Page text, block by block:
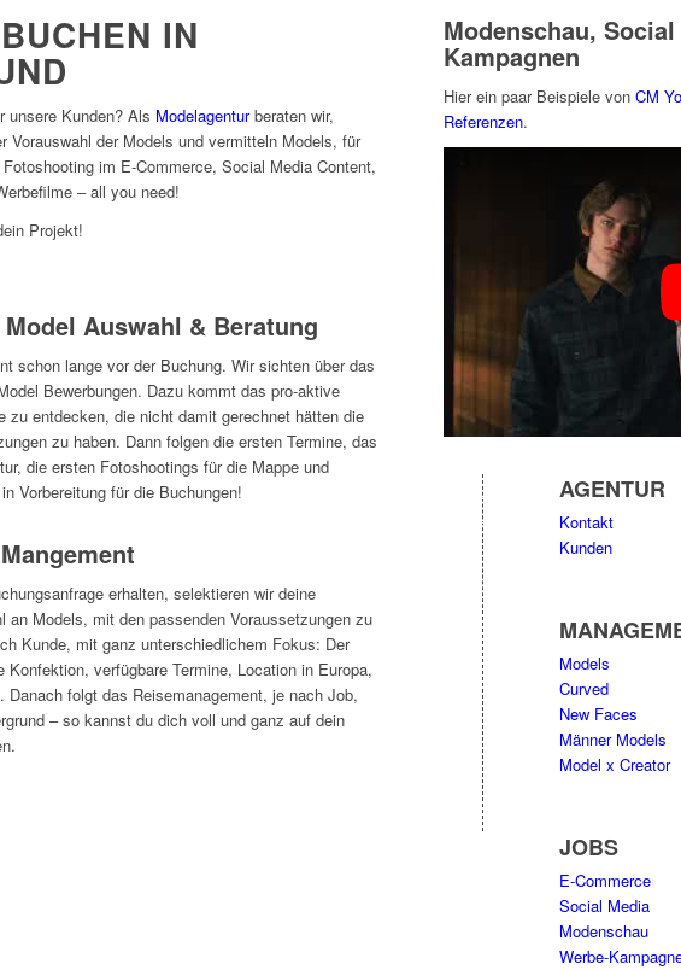
IN
unsere Kunden? Als Modelagenturberaten wir,
Vorauswahl der Models und vermitteln Models, für
im E-Commerce, Social Media Content,
– all you need!
Projekt!
Auswahl & Beratung
schon lange vor der Buchung. Wir sichten über das
Bewerbungen. Dazu kommt das pro-aktive
zu entdecken, die nicht damit gerechnet hätten die
zu haben. Dann folgen die ersten Termine, das
die ersten Fotoshootings für die Mappe und
Vorbereitung für die Buchungen!
erhalten, selektieren wir deine
an Models, mit den passenden Voraussetzungen zu
Kunde, mit ganz unterschiedlichem Fokus: Der
Konfektion, verfügbare Termine, Location in Europa,
Danach folgt das Reisemanagement, je nach Job,
– so kannst du dich voll und ganz auf dein
Modenschau,
Kampagnen
Hier ein paar Beispiele vonCM
Referenzen.
AGENTUR
Kontakt
Kunden
Models
Curved
New Faces
Männer Models
Model x Creator
JOBS
E-Commerce
Social Media
Modenschau
Werbe-